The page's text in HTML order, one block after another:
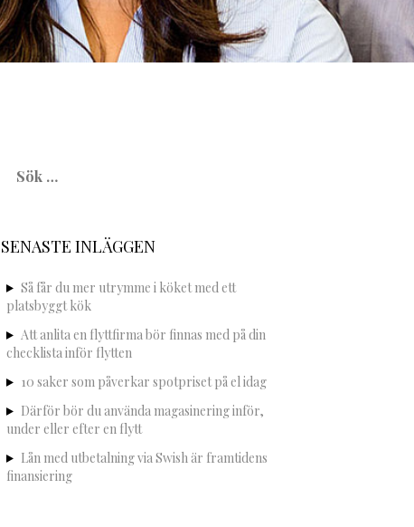
efter:
SENASTE INLÄGGEN
Så får du mer utrymme i köket med ett
platsbyggt kök
Att anlita en flyttfirma bör finnas med på din
checklista inför flytten
10 saker som påverkar spotpriset på el idag
Därför bör du använda magasinering inför,
under eller efter en flytt
Lån med utbetalning via Swish är framtidens
finansiering